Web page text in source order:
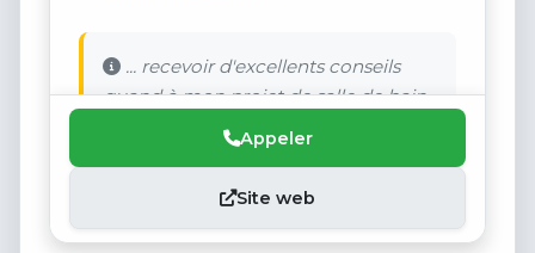
... recevoir d'excellents conseils
quand à mon projet de salle de bain.
Appeler
Site web